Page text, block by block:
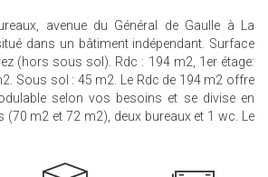
avenue du Général de Gaulle à La
dans un bâtiment indépendant. Surface
(hors sous sol). Rdc : 194 m2, 1er étage:
Sous sol : 45 m2. Le Rdc de 194 m2 offre
selon vos besoins et se divise en
(70 m2 et 72 m2), deux bureaux et 1 wc. Le